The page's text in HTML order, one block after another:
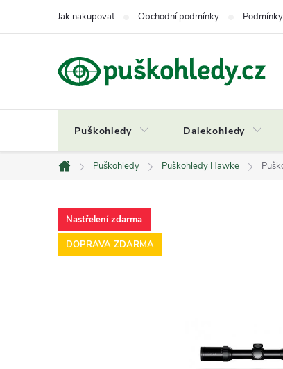
Jak nakupovat Obchodní podmínky
Puškohledy Dalekohledy
Domů
Puškohledy Puškohledy Hawke
Nastřelení zdarma
DOPRAVA ZDARMA